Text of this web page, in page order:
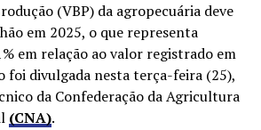
(VBP) da agropecuária deve
em 2025, o que representa
em relação ao valor registrado em
foi divulgada nesta terça-feira (25),
da Confederação da Agricultura
(CNA).